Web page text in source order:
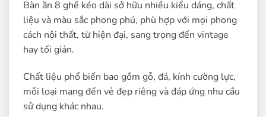
Bàn ăn 8 ghế kéo dài sở hữu nhiều kiểu dáng, chất
liệu và màu sắc phong phú, phù hợp với mọi phong
cách nội thất, từ hiện đại, sang trọng đến vintage
hay tối giản.
Chất liệu phổ biến bao gồm gỗ, đá, kính cường lực,
mỗi loại mang đến vẻ đẹp riêng và đáp ứng nhu cầu
sử dụng khác nhau.